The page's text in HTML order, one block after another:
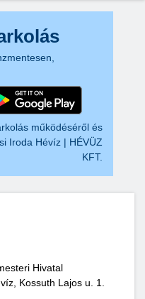
működéséről és
Iroda Hévíz | HÉVÜZ
KFT.
Hivatal
Kossuth Lajos u. 1.